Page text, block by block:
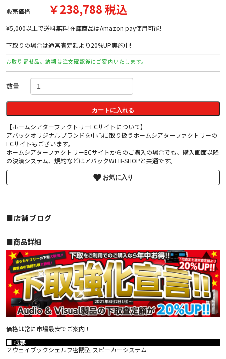
販売価格 ￥238,788 税込
¥5,000以上で送料無料!在庫商品はAmazon pay使用可能!
下取りの場合は通常査定額より20%UP実施中!
お取り寄せ品。納期は注文確認後にご案内いたします。
数量
カートに入れる
【ホームシアターファクトリーECサイトについて】
アバックオリジナルブランドを中心に取り扱うホームシアターファクトリーの
ECサイトもございます。
ホームシアターファクトリーECサイトからのご購入の場合でも、購入画面以降
の決済システム、規約などはアバックWEB-SHOPと共通です。
お気に入り
■店舗ブログ
■︎商品詳細
価格は常に市場最安でご案内！
■ 概要
２ウェイブックシェルフ密閉型 スピーカーシステム